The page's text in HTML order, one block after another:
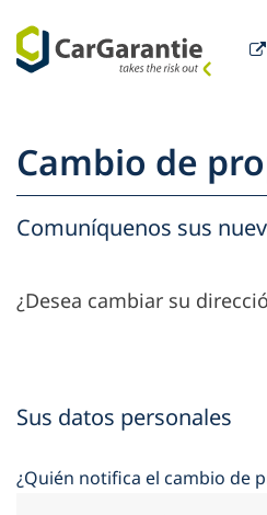
Socios
Propietario
Servicio y
Socios
Carrera
Cambio de
Comuníquenos sus
¿Desea cambiar su
Sus datos personales
¿Quién notifica el cambio de